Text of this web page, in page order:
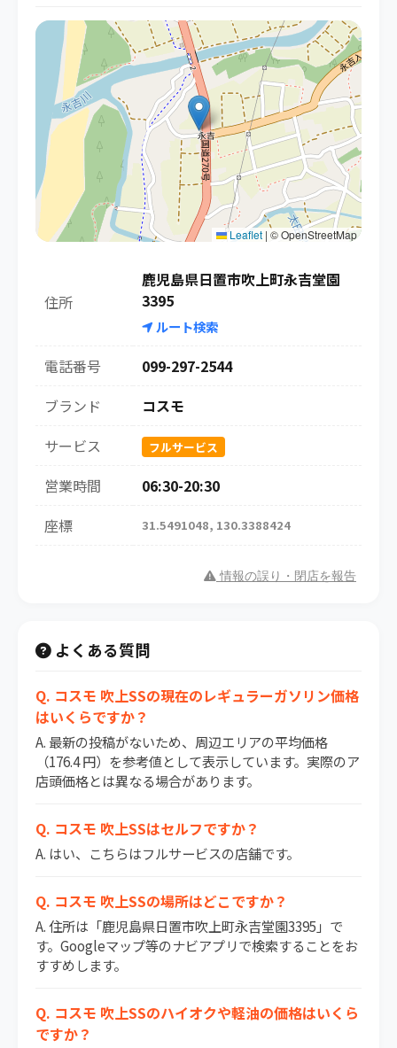
Leaflet | © OpenStreetMap
住所
鹿児島県日置市吹上町永吉堂園
3395
ルート検索
電話番号
099-297-2544
ブランド
コスモ
サービス
フルサービス
営業時間
06:30-20:30
座標
31.5491048, 130.3388424
情報の誤り・閉店を報告
よくある質問
Q. コスモ 吹上SSの現在のレギュラーガソリン価格
はいくらですか？
A. 最新の投稿がないため、周辺エリアの平均価格
（176.4 円）を参考値として表示しています。実際のア
店頭価格とは異なる場合があります。
Q. コスモ 吹上SSはセルフですか？
A. はい、こちらはフルサービスの店舗です。
Q. コスモ 吹上SSの場所はどこですか？
A. 住所は「鹿児島県日置市吹上町永吉堂園3395」で
す。Googleマップ等のナビアプリで検索することをお
すすめします。
Q. コスモ 吹上SSのハイオクや軽油の価格はいくら
ですか？